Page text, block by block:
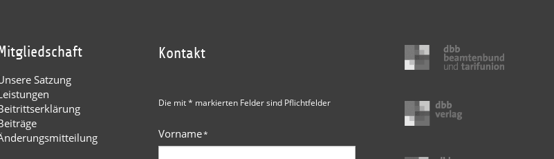
Mitgliedschaft
Satzung
Kontakt
Die mit * markierten Felder sind Pflichtfelder
Vorname*